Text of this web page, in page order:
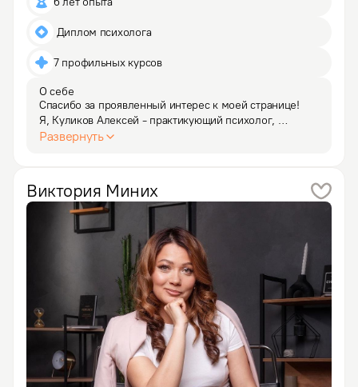
Диплом психолога
7 профильных курсов
О себе
Спасибо за проявленный интерес к моей странице!
Я, Куликов Алексей - практикующий психолог,
гештальт-терапевт. Отношу себя к психологам "до
Развернуть
Виктория Миних